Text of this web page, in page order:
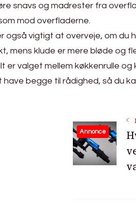
snavs og madrester fra
mod overfladerne.
også vigtigt at overveje, om du
mens klude er mere bløde og
er valget mellem køkkenrulle
have begge til rådighed, så du
Post
Annonce